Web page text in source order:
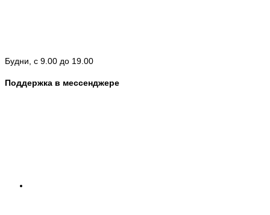
Будни, с 9.00 до 19.00
Поддержка в мессенджере